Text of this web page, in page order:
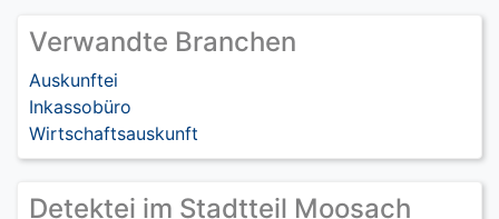
Verwandte Branchen
Auskunftei
Inkassobüro
Wirtschaftsauskunft
Detektei im Stadtteil Moosach